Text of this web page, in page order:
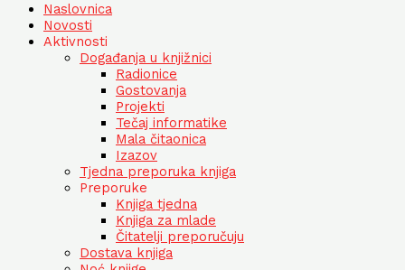
Naslovnica
Novosti
Aktivnosti
Događanja u knjižnici
Radionice
Gostovanja
Projekti
Tečaj informatike
Mala čitaonica
Izazov
Tjedna preporuka knjiga
Preporuke
Knjiga tjedna
Knjiga za mlade
Čitatelji preporučuju
Dostava knjiga